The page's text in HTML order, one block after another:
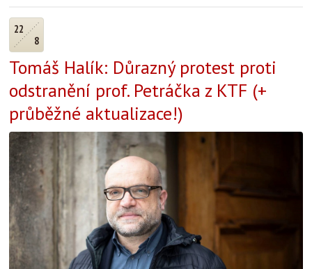
22
8
Tomáš Halík: Důrazný protest proti
odstranění prof. Petráčka z KTF (+
průběžné aktualizace!)